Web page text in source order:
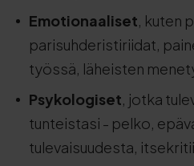
Emotionaaliset, kuten
parisuhderistiriidat,
työssä, läheisten
Psykologiset, jotka
tunteistasi - pelko,
tulevaisuudesta,